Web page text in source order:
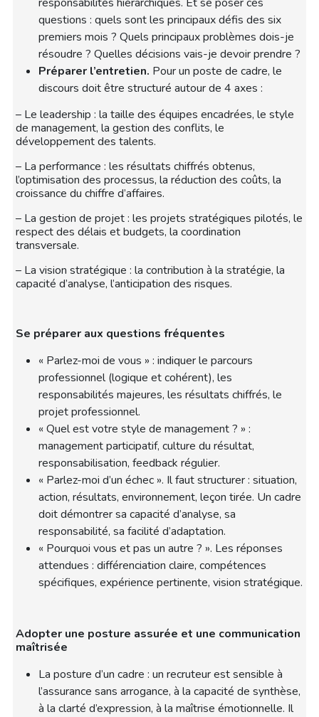
questions : quels sont les principaux défis des six
premiers mois ? Quels principaux problèmes dois-je
résoudre ? Quelles décisions vais-je devoir prendre ?
Préparer l’entretien. Pour un poste de cadre, le
discours doit être structuré autour de 4 axes :
– Le leadership : la taille des équipes encadrées, le style
de management, la gestion des conflits, le
développement des talents.
– La performance : les résultats chiffrés obtenus,
l’optimisation des processus, la réduction des coûts, la
croissance du chiffre d’affaires.
– La gestion de projet : les projets stratégiques pilotés, le
respect des délais et budgets, la coordination
transversale.
– La vision stratégique : la contribution à la stratégie, la
capacité d’analyse, l’anticipation des risques.
Se préparer aux questions fréquentes
« Parlez-moi de vous » : indiquer le parcours
professionnel (logique et cohérent), les
responsabilités majeures, les résultats chiffrés, le
projet professionnel.
« Quel est votre style de management ? » :
management participatif, culture du résultat,
responsabilisation, feedback régulier.
« Parlez-moi d’un échec ». Il faut structurer : situation,
action, résultats, environnement, leçon tirée. Un cadre
doit démontrer sa capacité d’analyse, sa
responsabilité, sa facilité d’adaptation.
« Pourquoi vous et pas un autre ? ». Les réponses
attendues : différenciation claire, compétences
spécifiques, expérience pertinente, vision stratégique.
Adopter une posture assurée et une communication
maîtrisée
La posture d’un cadre : un recruteur est sensible à
l’assurance sans arrogance, à la capacité de synthèse,
à la clarté d’expression, à la maîtrise émotionnelle. Il